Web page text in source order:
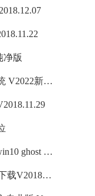
净版
新年版
32位纯净版